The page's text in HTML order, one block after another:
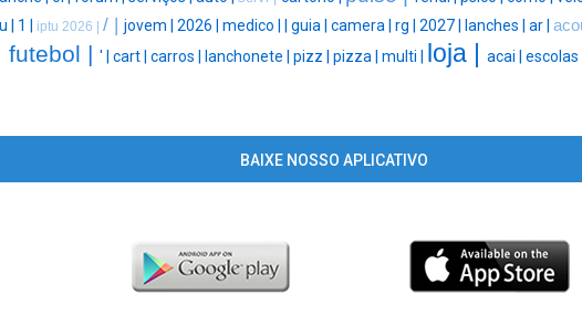
| 1 | iptu 2026 | / | jovem | 2026 | medico | guia | camera | rg | 2027 | lanches | ar |
futebol | ' | cart | carros | lanchonete | pizz | pizza | multi | loja | acai | escolas |
BAIXE NOSSO APLICATIVO